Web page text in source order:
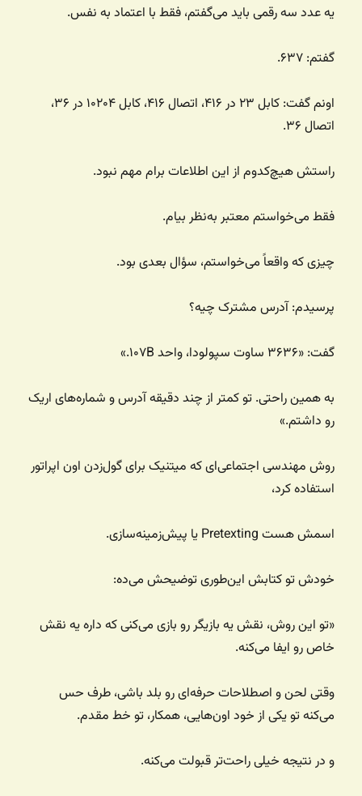
یه عدد سه رقمی باید می‌گفتم، فقط با اعتماد به نفس.
گفتم: ۶۳۷.
اونم گفت: کابل ۲۳ در ۴۱۶، اتصال ۴۱۶، کابل ۱۰۲۰۴ در ۳۶،
اتصال ۳۶.
راستش هیچ‌کدوم از این اطلاعات برام مهم نبود.
فقط می‌خواستم معتبر به‌نظر بیام.
چیزی که واقعاً می‌خواستم، سؤال بعدی بود.
پرسیدم: آدرس مشترک چیه؟
گفت: «۳۶۳۶ ساوت سپولودا، واحد ۱۰۷B.»
به همین راحتی. تو کمتر از چند دقیقه آدرس و شماره‌های اریک
رو داشتم.»
روش مهندسی اجتماعی‌ای که میتنیک برای گول‌زدن اون اپراتور
استفاده کرد،
اسمش هست Pretexting یا پیش‌زمینه‌سازی.
خودش تو کتابش این‌طوری توضیحش می‌ده:
«تو این روش، نقش یه بازیگر رو بازی می‌کنی که داره یه نقش
خاص رو ایفا می‌کنه.
وقتی لحن و اصطلاحات حرفه‌ای رو بلد باشی، طرف حس
می‌کنه تو یکی از خود اون‌هایی، همکار، تو خط مقدم.
و در نتیجه خیلی راحت‌تر قبولت می‌کنه.